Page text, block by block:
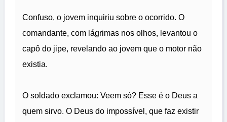
Confuso, o jovem inquiriu sobre o ocorrido. O
comandante, com lágrimas nos olhos, levantou o
capô do jipe, revelando ao jovem que o motor não
existia.
O soldado exclamou: Veem só? Esse é o Deus a
quem sirvo. O Deus do impossível, que faz existir